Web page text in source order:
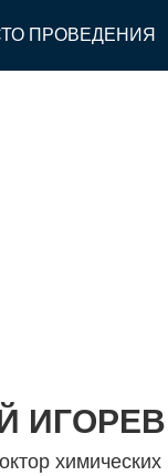
ПРОВЕДЕНИЯ